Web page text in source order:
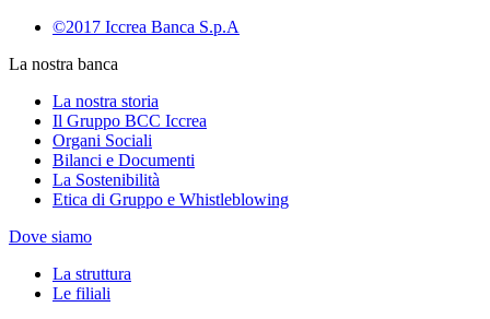
©2017 Iccrea Banca S.p.A
La nostra banca
La nostra storia
Il Gruppo BCC Iccrea
Organi Sociali
Bilanci e Documenti
La Sostenibilità
Etica di Gruppo e Whistleblowing
Dove siamo
La struttura
Le filiali